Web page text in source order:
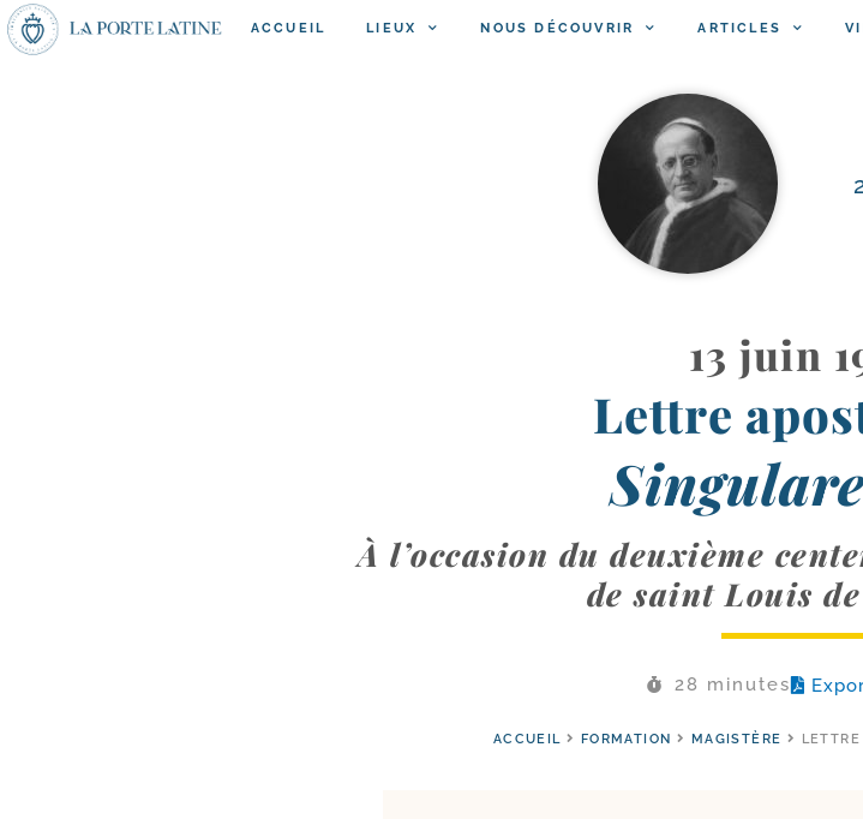
ACCUEIL LIEUX NOUS DÉCOUVRIR ARTICLES
13 juin
Lettre
À l’occasion du deuxième
de saint Louis
28 minutes
ACCUEIL FORMATION MAGISTÈRE